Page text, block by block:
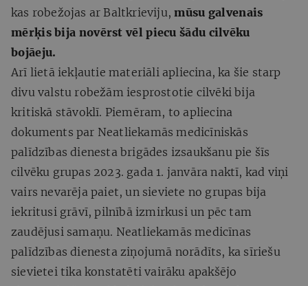
kas robežojas ar Baltkrieviju, mūsu galvenais
mērķis bija novērst vēl piecu šādu cilvēku
bojāeju.
Arī lietā iekļautie materiāli apliecina, ka šie starp
divu valstu robežām iesprostotie cilvēki bija
kritiskā stāvoklī. Piemēram, to apliecina
dokuments par Neatliekamās medicīniskās
palīdzības dienesta brigādes izsaukšanu pie šīs
cilvēku grupas 2023. gada 1. janvāra naktī, kad viņi
vairs nevarēja paiet, un sieviete no grupas bija
iekritusi grāvī, pilnībā izmirkusi un pēc tam
zaudējusi samaņu. Neatliekamās medicīnas
palīdzības dienesta ziņojumā norādīts, ka sīriešu
sievietei tika konstatēti vairāku apakšējo